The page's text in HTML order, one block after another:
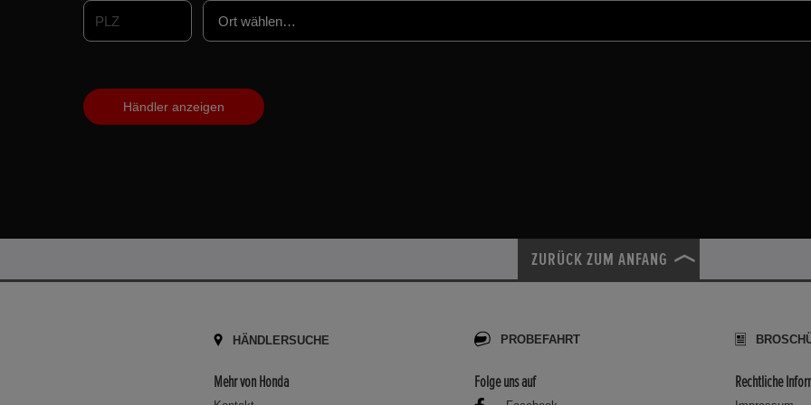
ZURÜCK ZUM ANFANG
HÄNDLERSUCHE PROBEFAHRT
Mehr von Honda Folge uns auf Rechtliche